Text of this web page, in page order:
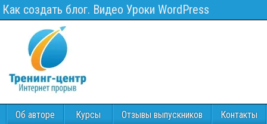
Как создать блог. Видео Уроки WordPress
Об авторе Курсы Отзывы выпускников Контакты